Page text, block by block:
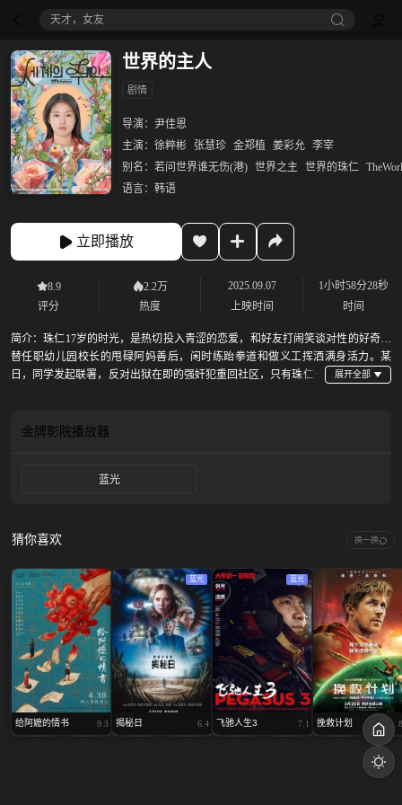
天才，女友
世界的主人
剧情
导演： 尹佳恩
主演： 徐粹彬 张慧珍 金郑植 姜彩允 李宰
别名： 若问世界谁无伤(港) 世界之主 世界的珠仁
语言： 韩语
立即播放
8.9
评分
2.2万
热度
2025.09.07
上映时间
1小时58分28秒
时间
简介：珠仁17岁的时光，是热切投入青涩的恋爱，和好友打闹笑谈对性的好奇，
替任职幼儿园校长的甩碌阿妈善后，闲时练跆拳道和做义工挥洒满身活力。某
日，同学发起联署，反对出狱在即的强奸犯重回社区，只有珠仁一
昊力赞为下一代大师级人马，此次探索少女内心幽微更见精准细腻，新人徐粹彬
金牌影院播放器
蓝光
猜你喜欢 换一换
给阿嬷的情书 9.3
蓝光
揭秘日 6.4
蓝光
飞驰人生3 7.1 挽救计划